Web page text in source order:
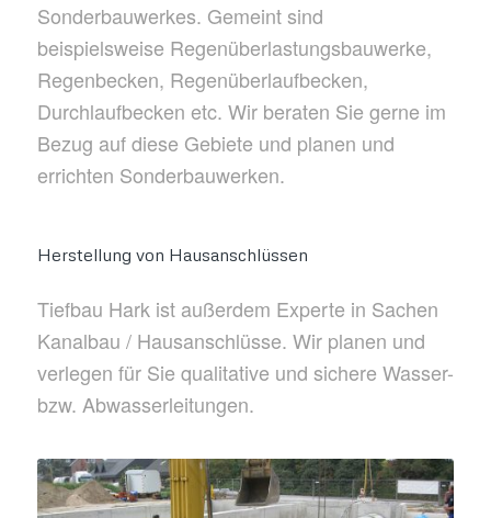
Sonderbauwerkes. Gemeint sind
beispielsweise Regenüberlastungsbauwerke,
Regenbecken, Regenüberlaufbecken,
Durchlaufbecken etc. Wir beraten Sie gerne im
Bezug auf diese Gebiete und planen und
errichten Sonderbauwerken.
Herstellung von Hausanschlüssen
Tiefbau Hark ist außerdem Experte in Sachen
Kanalbau / Hausanschlüsse. Wir planen und
verlegen für Sie qualitative und sichere Wasser-
bzw. Abwasserleitungen.